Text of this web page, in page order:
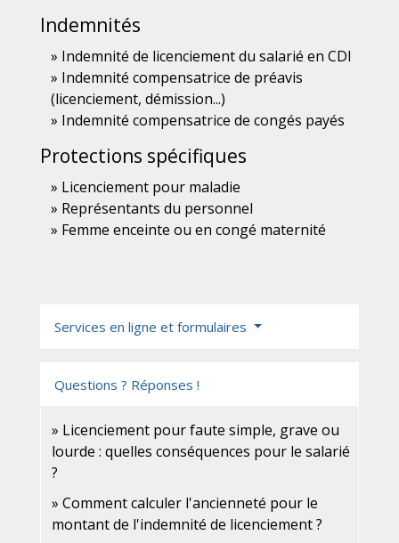
Indemnités
Indemnité de licenciement du salarié en CDI
Indemnité compensatrice de préavis
(licenciement, démission...)
Indemnité compensatrice de congés payés
Protections spécifiques
Licenciement pour maladie
Représentants du personnel
Femme enceinte ou en congé maternité
Services en ligne et formulaires
Questions ? Réponses !
Licenciement pour faute simple, grave ou
lourde : quelles conséquences pour le salarié
?
Comment calculer l'ancienneté pour le
montant de l'indemnité de licenciement ?